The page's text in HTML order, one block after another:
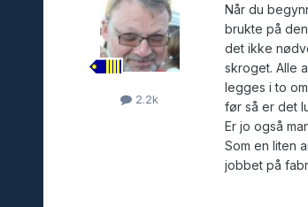
2.2k
Når du
brukte på
det ikke
skroget. Alle
legges i to
før så er det
Er jo også
Som en liten
jobbet på